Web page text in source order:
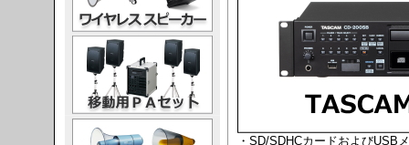
・SD/SDHCカードおよびUSB